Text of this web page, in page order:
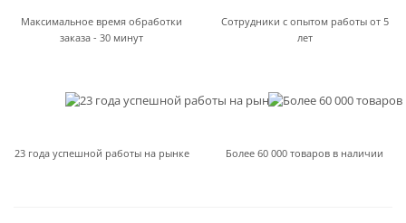
Максимальное время обработки
заказа - 30 минут
Сотрудники с опытом работы от 5
лет
23 года успешной работы на рынке Более 60 000 товаров в наличии